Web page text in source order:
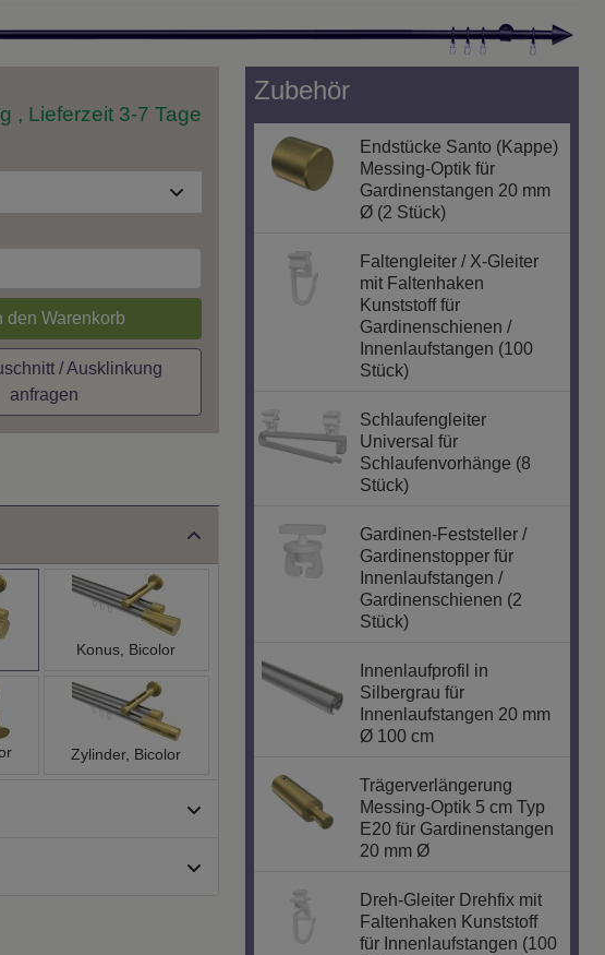
, Lieferzeit 3-7 Tage
den Warenkorb
/ Ausklinkung
anfragen
Konus, Bicolor
Zylinder, Bicolor
Zubehör
Endstücke Santo (Kappe)
Messing-Optik für
Gardinenstangen 20 mm
Ø (2 Stück)
Faltengleiter / X-Gleiter
mit Faltenhaken
Kunststoff für
Gardinenschienen /
Innenlaufstangen (100
Stück)
Schlaufengleiter
Universal für
Schlaufenvorhänge (8
Stück)
Gardinen-Feststeller /
Gardinenstopper für
Innenlaufstangen /
Gardinenschienen (2
Stück)
Innenlaufprofil in
Silbergrau für
Innenlaufstangen 20 mm
Ø 100 cm
Trägerverlängerung
Messing-Optik 5 cm Typ
E20 für Gardinenstangen
20 mm Ø
Dreh-Gleiter Drehfix mit
Faltenhaken Kunststoff
für Innenlaufstangen (100